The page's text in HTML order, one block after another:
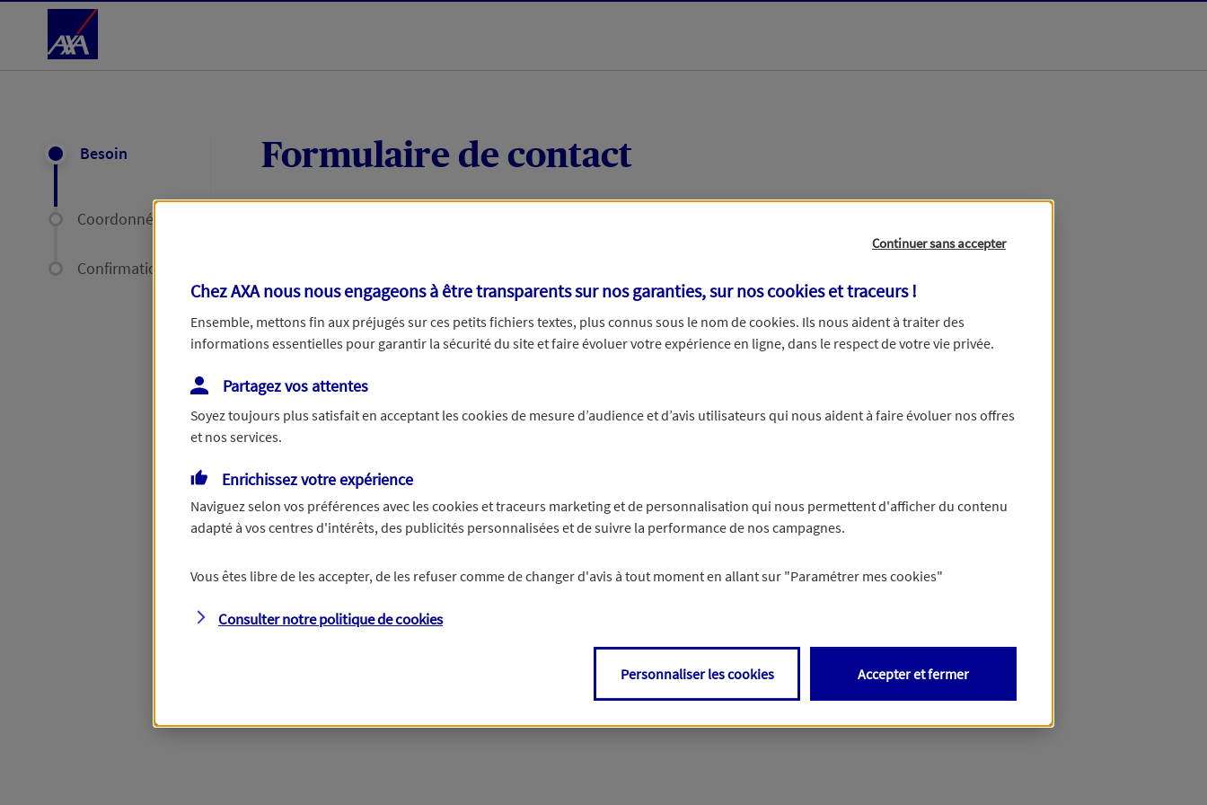
Accéder au Contenu
Besoin
Coordonnées
Confirmation
Formulaire de contact
Votre message :
Vous disposez de droits sur les informations vous concernant. Pour plus d’informations,
Continuer sans accepter
Chez AXA nous nous engageons à être transparents sur nos garanties, sur noscookies et traceurs!
Ensemble, mettons fin aux préjugés sur ces petits fichiers textes, plus connus sous le nom decookies. Ils nous aident à traiter des
informations essentielles pour garantir la sécurité du site et faire évoluer votre expérience en ligne, dans le respect de votre vie privée.
Partagez vos attentes
Soyez toujours plus satisfait en acceptant lescookiesde mesure d’audience et d’avis utilisateurs qui nous aident à faire évoluer nos offres
et nos services.
Enrichissez votre expérience
Naviguez selon vos préférences avec lescookies et traceurs marketing et de personnalisation qui nous permettent d'afficher du contenu
adapté à vos centres d'intérêts, des publicités personnalisées et de suivre la performance de nos campagnes.
Vous êtes libre de les accepter, de les refuser comme de changer d'avis à tout moment en allant sur "Paramétrer mescookies"
Consulter notre politique decookies
Personnaliser les cookies Accepter et fermer